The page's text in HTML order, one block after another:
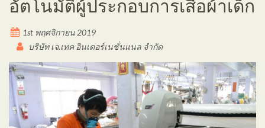
อัตโนมัติผู้ประกอบการเสื้อผ้าเด็ก
1st พฤศจิกายน 2019
บริษัท เจ.เทค อินเตอร์เนชั่นแนล จำกัด